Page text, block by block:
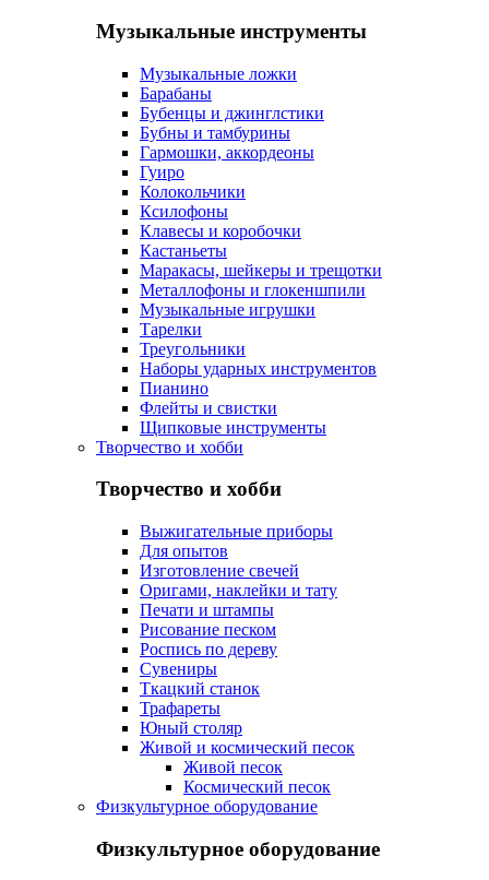
Музыкальные инструменты
Музыкальные ложки
Барабаны
Бубенцы и джинглстики
Бубны и тамбурины
Гармошки, аккордеоны
Гуиро
Колокольчики
Ксилофоны
Клавесы и коробочки
Кастаньеты
Маракасы, шейкеры и трещотки
Металлофоны и глокеншпили
Музыкальные игрушки
Тарелки
Треугольники
Наборы ударных инструментов
Пианино
Флейты и свистки
Щипковые инструменты
Творчество и хобби
Творчество и хобби
Выжигательные приборы
Для опытов
Изготовление свечей
Оригами, наклейки и тату
Печати и штампы
Рисование песком
Роспись по дереву
Сувениры
Ткацкий станок
Трафареты
Юный столяр
Живой и космический песок
Живой песок
Космический песок
Физкультурное оборудование
Физкультурное оборудование